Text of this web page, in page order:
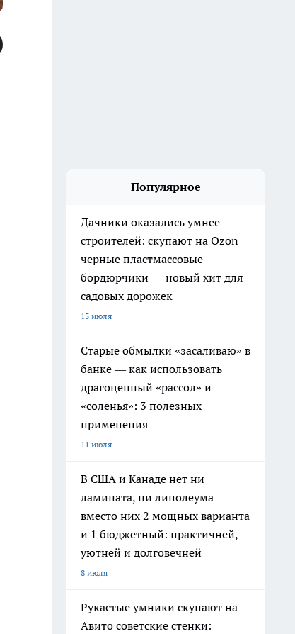
Популярное
Дачники оказались умнее
строителей: скупают на Ozon
черные пластмассовые
бордюрчики — новый хит для
садовых дорожек
15 июля
Старые обмылки «засаливаю» в
банке — как использовать
драгоценный «рассол» и
«соленья»: 3 полезных
применения
11 июля
В США и Канаде нет ни
ламината, ни линолеума —
вместо них 2 мощных варианта
и 1 бюджетный: практичней,
уютней и долговечней
8 июля
Рукастые умники скупают на
Авито советские стенки: